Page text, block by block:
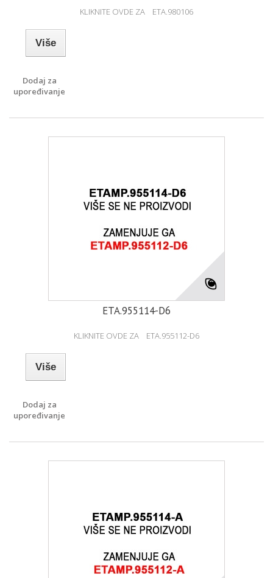
KLIKNITE OVDE ZA ETA.980106
Više
Dodaj za
upoređivanje
ETA.955114-D6
KLIKNITE OVDE ZA ETA.955112-D6
Više
Dodaj za
upoređivanje